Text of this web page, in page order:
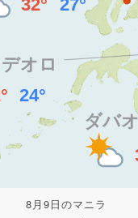
8月9日のマニラ